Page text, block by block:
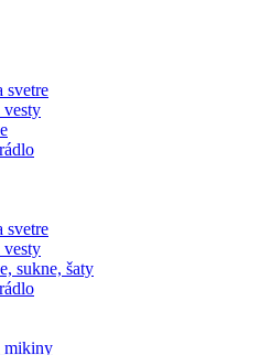
svetre
svetre
sukne, šaty
mikiny